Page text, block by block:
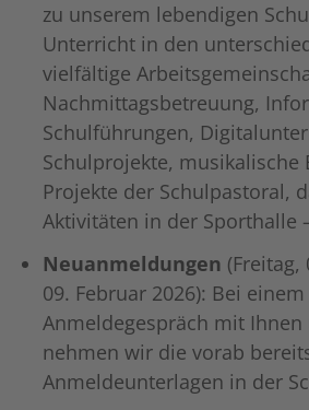
zu unserem lebendigen
Unterricht in den
vielfältige
Nachmittagsbetreuung,
Schulführungen,
Schulprojekte, musikalische
Projekte der Schulpastoral,
Aktivitäten in der Sporthalle
Neuanmeldungen (Freitag,
09. Februar 2026): Bei
Anmeldegespräch mit
nehmen wir die vorab
Anmeldeunterlagen in der